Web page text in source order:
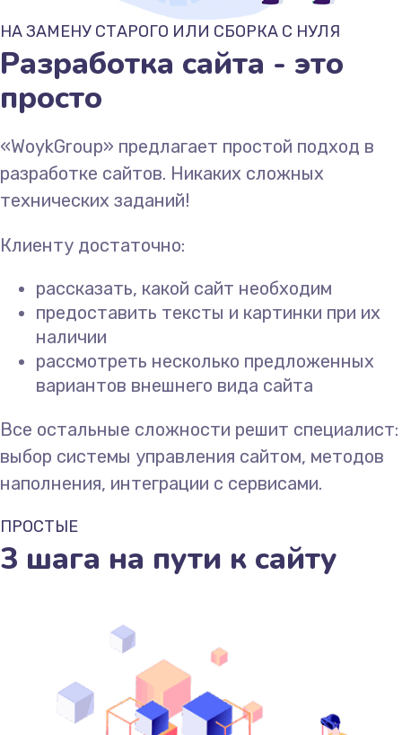
НА ЗАМЕНУ СТАРОГО ИЛИ СБОРКА С НУЛЯ
Разработка сайта - это
просто
«WoykGroup» предлагает простой подход в
разработке сайтов. Никаких сложных
технических заданий!
Клиенту достаточно:
рассказать, какой сайт необходим
предоставить тексты и картинки при их
наличии
рассмотреть несколько предложенных
вариантов внешнего вида сайта
Все остальные сложности решит специалист:
выбор системы управления сайтом, методов
наполнения, интеграции с сервисами.
ПРОСТЫЕ
3 шага на пути к сайту